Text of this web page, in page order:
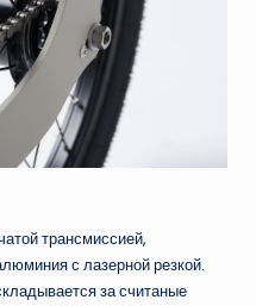
трансмиссией,
с лазерной резкой.
за считаные